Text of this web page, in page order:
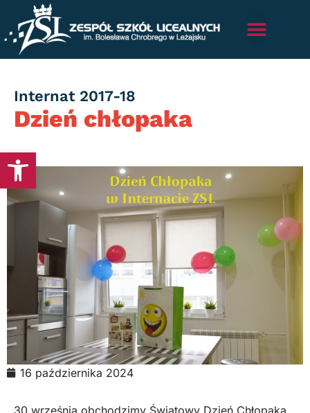
Otwórz pasek narzędzi
Dzień chłopaka
Category
Internat 2017-18
16 października 2024
30 września obchodzimy Światowy Dzień Chłopaka.